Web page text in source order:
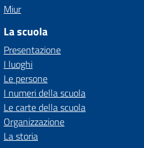
Miur
La scuola
Presentazione
I luoghi
Le persone
I numeri della scuola
Le carte della scuola
Organizzazione
La storia